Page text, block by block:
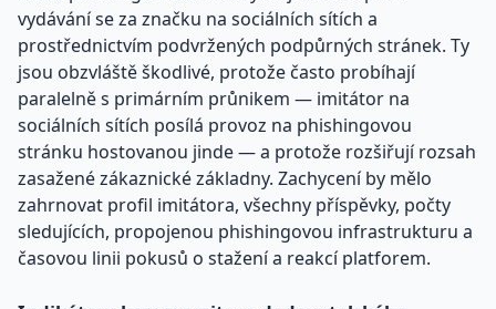
vydávání se za značku na sociálních sítích a
prostřednictvím podvržených podpůrných stránek. Ty
jsou obzvláště škodlivé, protože často probíhají
paralelně s primárním průnikem — imitátor na
sociálních sítích posílá provoz na phishingovou
stránku hostovanou jinde — a protože rozšiřují rozsah
zasažené zákaznické základny. Zachycení by mělo
zahrnovat profil imitátora, všechny příspěvky, počty
sledujících, propojenou phishingovou infrastrukturu a
časovou linii pokusů o stažení a reakcí platforem.